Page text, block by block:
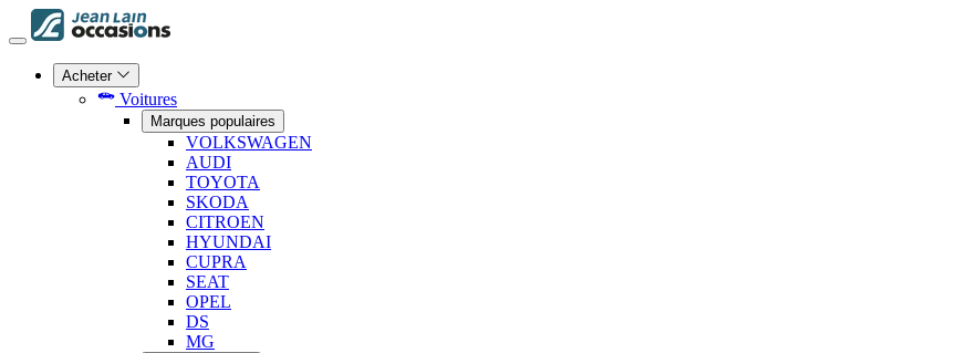
Acheter
Voitures
Marques populaires
VOLKSWAGEN
AUDI
TOYOTA
SKODA
CITROEN
HYUNDAI
CUPRA
SEAT
OPEL
DS
MG